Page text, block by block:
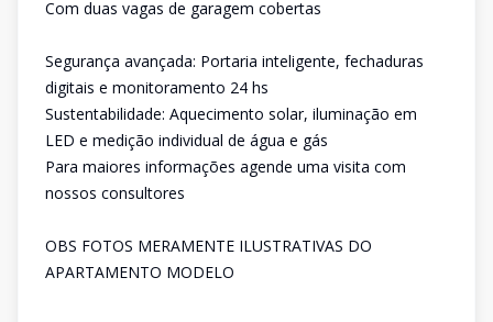
Com duas vagas de garagem cobertas
Segurança avançada: Portaria inteligente, fechaduras
digitais e monitoramento 24 hs
Sustentabilidade: Aquecimento solar, iluminação em
LED e medição individual de água e gás
Para maiores informações agende uma visita com
nossos consultores
OBS FOTOS MERAMENTE ILUSTRATIVAS DO
APARTAMENTO MODELO